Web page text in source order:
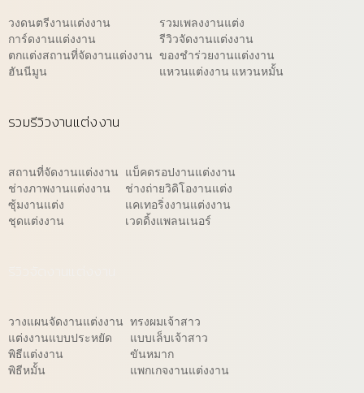
วงดนตรีงานแต่งงาน
การ์ดงานแต่งงาน
ตกแต่งสถานที่จัดงานแต่งงาน
ฮันนีมูน
รวมเพลงงานแต่ง
รีวิวจัดงานแต่งงาน
ของชำร่วยงานแต่งงาน
แหวนแต่งงาน แหวนหมั้น
รวมรีวิวงานแต่งงาน
สถานที่จัดงานแต่งงาน
ช่างภาพงานแต่งงาน
ซุ้มงานแต่ง
ชุดแต่งงาน
แบ็คดรอปงานแต่งงาน
ช่างถ่ายวิดิโองานแต่ง
แคเทอริ่งงานแต่งงาน
เวดดิ้งแพลนเนอร์
วางแผนจัดงานแต่งงาน
แต่งงานแบบประหยัด
พิธีแต่งงาน
พิธีหมั้น
ทรงผมเจ้าสาว
แบบเล็บเจ้าสาว
ขันหมาก
แพกเกจงานแต่งงาน